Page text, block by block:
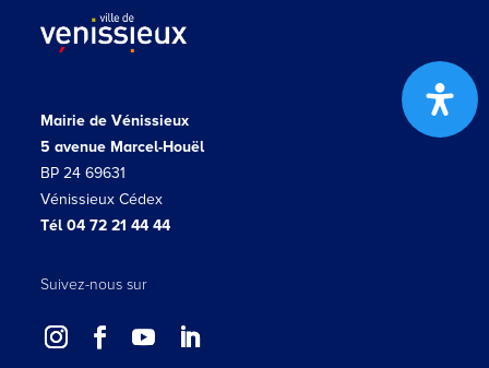
Mairie de Vénissieux
5 avenue Marcel-Houël
BP 24 69631
Vénissieux Cédex
Tél 04 72 21 44 44
Suivez-nous sur